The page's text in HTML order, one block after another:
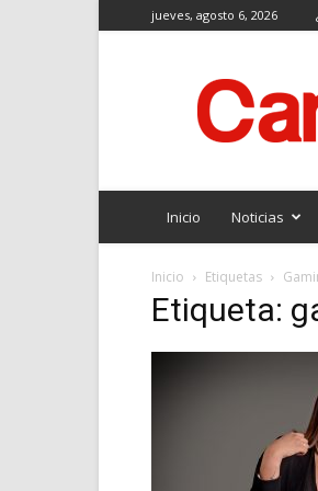
jueves, agosto 6, 2026
TI
Inicio Noticias
Inicio Etiquetas
Etiqueta: